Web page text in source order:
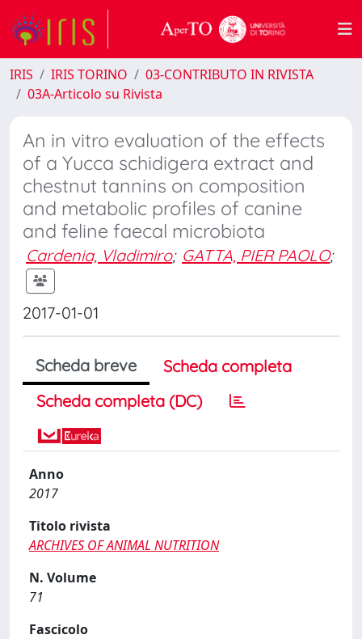
IRIS IRIS TORINO
03-CONTRIBUTO IN RIVISTA
03A-Articolo su Rivista
An in vitro evaluation of the effects
of a Yucca schidigera extract and
chestnut tannins on composition
and metabolic profiles of canine
and feline faecal microbiota
Cardenia, Vladimiro; GATTA, PIER PAOLO;
2017-01-01
Scheda breve
Scheda completa
Scheda completa (DC)
Anno
2017
Titolo rivista
ARCHIVES OF ANIMAL NUTRITION
N. Volume
71
Fascicolo